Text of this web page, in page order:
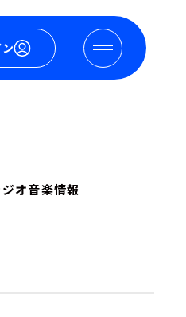
オ音楽情報